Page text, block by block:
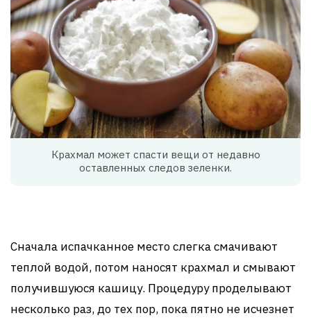
Крахмал может спасти вещи от недавно
оставленных следов зеленки.
Сначала испачканное место слегка смачивают
теплой водой, потом наносят крахмал и смывают
получившуюся кашицу. Процедуру проделывают
несколько раз, до тех пор, пока пятно не исчезнет